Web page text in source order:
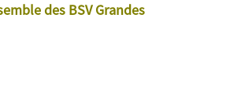
des BSV Grandes